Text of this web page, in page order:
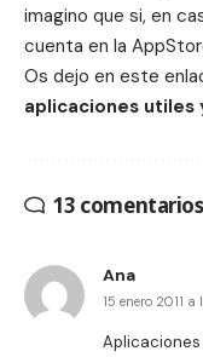
imagino que si, en
cuenta en la
Os dejo en este
aplicaciones utiles
13 comentarios
Ana
15 enero 2011 a